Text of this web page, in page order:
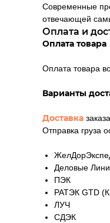
Современные
отвечающей
Оплата и
Оплата товара
Оплата товара
Варианты
Доставка
Отправка груза
Деловые
ПЭК
РАТЭК GTD
ЛУЧ
СДЭК